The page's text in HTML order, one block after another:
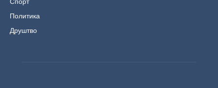
Политика
Друштво